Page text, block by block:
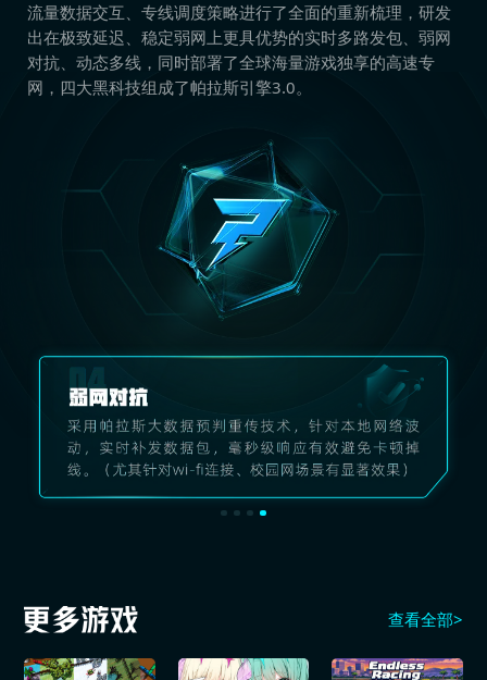
流量数据交互、专线调度策略进行了全面的重新梳理，研发
出在极致延迟、稳定弱网上更具优势的实时多路发包、弱网
对抗、动态多线，同时部署了全球海量游戏独享的高速专
网，四大黑科技组成了帕拉斯引擎3.0。
查看全部>